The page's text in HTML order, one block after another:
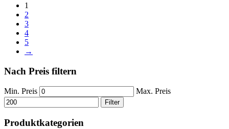
1
2
3
4
5
→
Nach Preis filtern
Min. Preis Max. Preis
Filter
Produktkategorien